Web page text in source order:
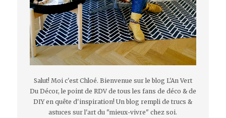
Salut! Moi c'est Chloé. Bienvenue sur le blog L'An Vert
Du Décor, le point de RDV de tous les fans de déco & de
DIY en quête d'inspiration! Un blog rempli de trucs &
astuces sur l'art du "mieux-vivre" chez soi.